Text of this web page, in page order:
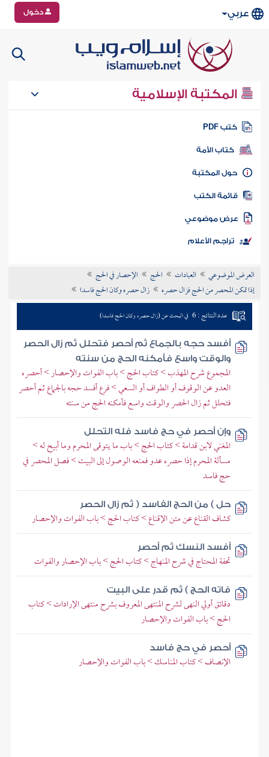
عربي دخول
المكتبة الإسلامية
كتب PDF
كتاب الأمة
المكتبة
الكتب
موضوعي
تراجم الأعلام
العرض الموضوعي العبادات الحج
الإحصار في الحج
إذا تمكن المحصر من الحج فزال حصره
زال حصره وكان الحج فاسدا
عدد النتائج : 6 في البحث عن (زال حصره وكان الحج فاسدا)
أفسد حجه بالجماع ثم أحصر فتحلل ثم زال الحصر
والوقت واسع فأمكنه الحج من سنته
المجموع شرح المهذب > كتاب الحج > باب الفوات والإحصار > أحصره
العدو عن الوقوف أو الطواف أو السعي > فرع أفسد حجه بالجماع ثم أحصر
فتحلل ثم زال الحصر والوقت واسع فأمكنه الحج من سنته
وإن أحصر في حج فاسد فله التحلل
المغني لابن قدامة > كتاب الحج > باب ما يتوقى المحرم وما أبيح له >
مسألة المحرم إذا حصره عدو فمنعه الوصول إلى البيت > فصل المحصر في
حج فاسد
حل ) من الحج الفاسد ( ثم زال الحصر
كشاف القناع عن متن الإقناع > كتاب الحج > باب الفوات والإحصار
أفسد النسك ثم أحصر
تحفة المحتاج في شرح المنهاج > كتاب الحج > باب الإحصار والفوات
فاته الحج ) ثم قدر على البيت
دقائق أولي النهى لشرح المنتهى المعروف بشرح منتهى الإرادات > كتاب
الحج > باب الفوات والإحصار
أحصر في حج فاسد
الإنصاف > كتاب المناسك > باب الفوات والإحصار